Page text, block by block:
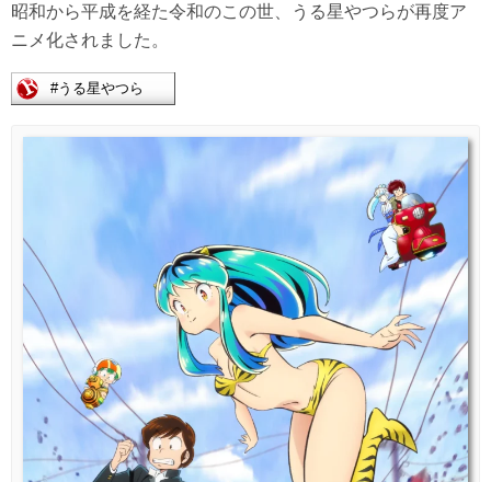
昭和から平成を経た令和のこの世、うる星やつらが再度ア
ニメ化されました。